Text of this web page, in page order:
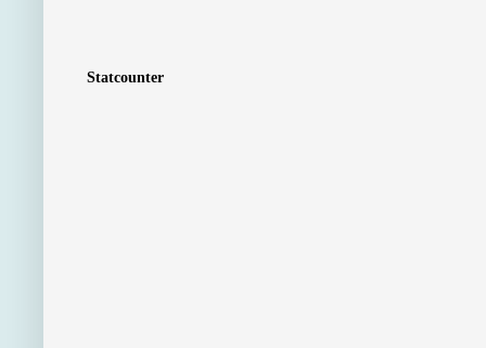
Statcounter